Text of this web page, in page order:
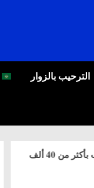
الترحيب بالزوار
زيادة رواتب النواب بأكثر من 40 ألف